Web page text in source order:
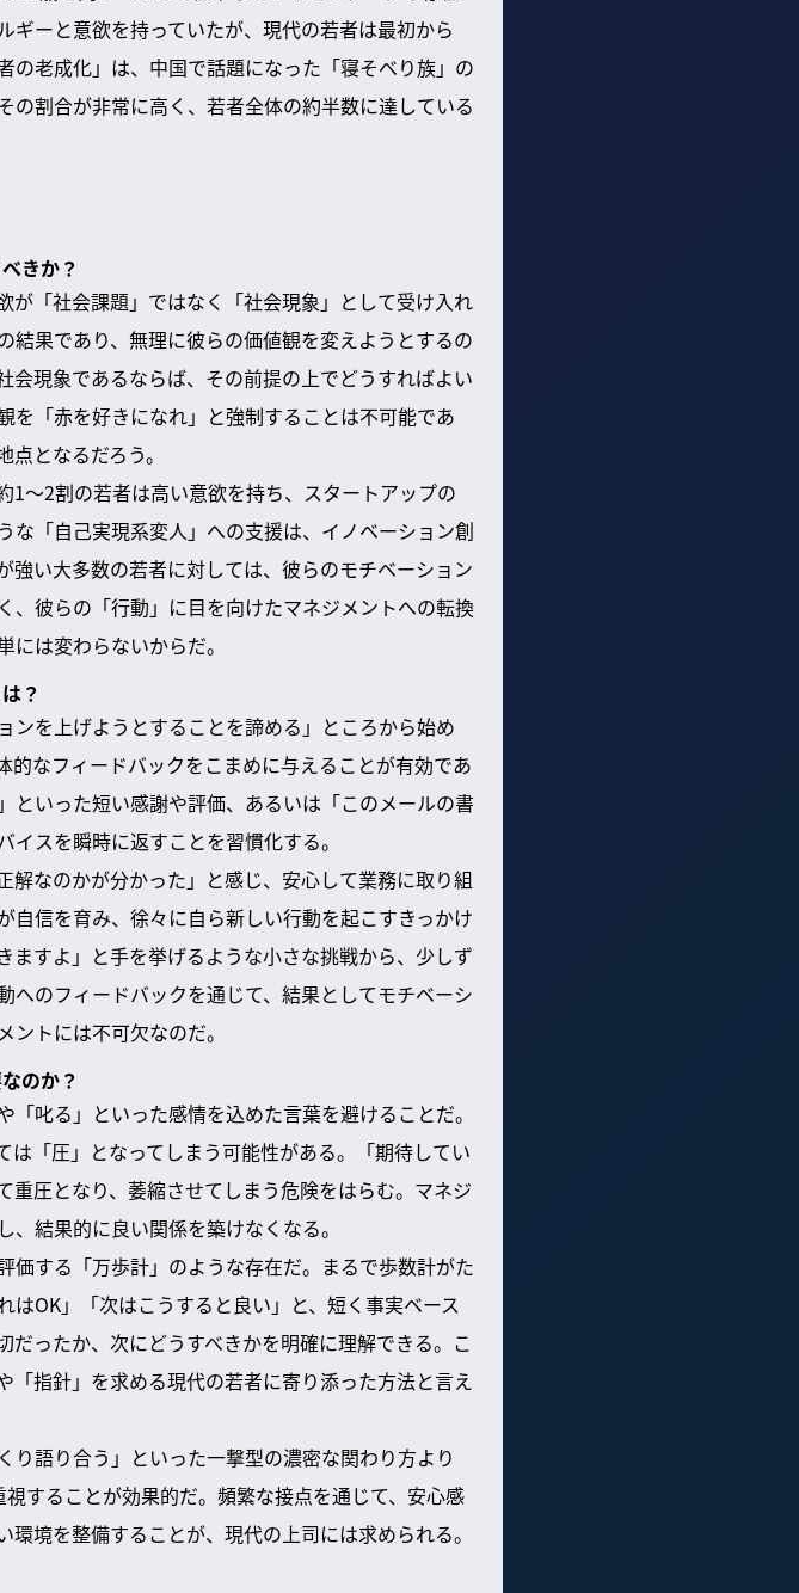
ーと意欲を持っていたが、現代の若者は最初から
の老成化」は、中国で話題になった「寝そべり族」の
割合が非常に高く、若者全体の約半数に達している
きか？
「社会課題」ではなく「社会現象」として受け入れ
果であり、無理に彼らの価値観を変えようとするの
現象であるならば、その前提の上でどうすればよい
「赤を好きになれ」と強制することは不可能であ
となるだろう。
1〜2割の若者は高い意欲を持ち、スタートアップの
な「自己実現系変人」への支援は、イノベーション創
い大多数の若者に対しては、彼らのモチベーション
、彼らの「行動」に目を向けたマネジメントへの転換
は変わらないからだ。
？
を上げようとすることを諦める」ところから始め
なフィードバックをこまめに与えることが有効であ
といった短い感謝や評価、あるいは「このメールの書
スを瞬時に返すことを習慣化する。
なのかが分かった」と感じ、安心して業務に取り組
信を育み、徐々に自ら新しい行動を起こすきっかけ
すよ」と手を挙げるような小さな挑戦から、少しず
のフィードバックを通じて、結果としてモチベーシ
トには不可欠なのだ。
のか？
叱る」といった感情を込めた言葉を避けることだ。
「圧」となってしまう可能性がある。「期待してい
圧となり、萎縮させてしまう危険をはらむ。マネジ
結果的に良い関係を築けなくなる。
する「万歩計」のような存在だ。まるで歩数計がた
OK」「次はこうすると良い」と、短く事実ベース
ったか、次にどうすべきかを明確に理解できる。こ
指針」を求める現代の若者に寄り添った方法と言え
語り合う」といった一撃型の濃密な関わり方より
することが効果的だ。頻繁な接点を通じて、安心感
境を整備することが、現代の上司には求められる。